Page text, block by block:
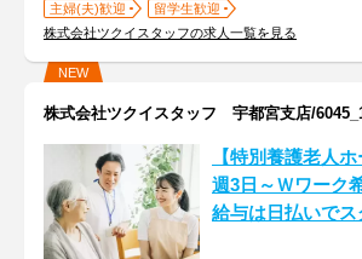
主婦(夫)歓迎
留学生歓迎
株式会社ツクイスタッフの求人一覧を見る
NEW
株式会社ツクイスタッフ 宇都宮支店/
【特別養護老人
週3日～Ｗワーク
給与は日払いでス